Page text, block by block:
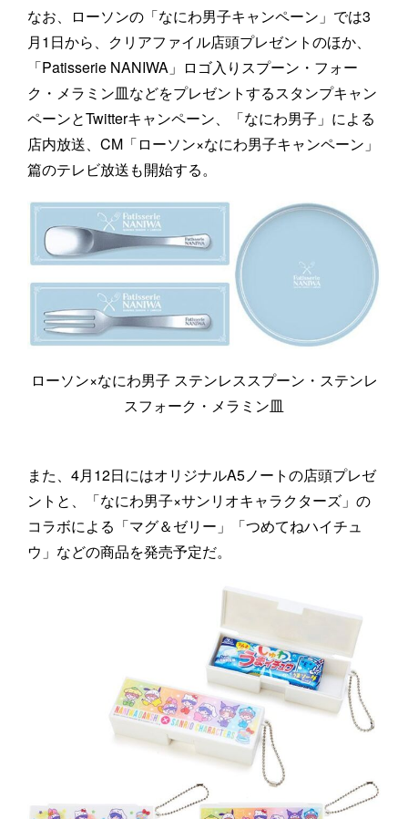
なお、ローソンの「なにわ男子キャンペーン」では3
月1日から、クリアファイル店頭プレゼントのほか、
「Patisserie NANIWA」ロゴ入りスプーン・フォー
ク・メラミン皿などをプレゼントするスタンプキャン
ペーンとTwitterキャンペーン、「なにわ男子」による
店内放送、CM「ローソン×なにわ男子キャンペーン」
篇のテレビ放送も開始する。
ローソン×なにわ男子 ステンレススプーン・ステンレ
スフォーク・メラミン皿
また、4月12日にはオリジナルA5ノートの店頭プレゼ
ントと、「なにわ男子×サンリオキャラクターズ」の
コラボによる「マグ＆ゼリー」「つめてねハイチュ
ウ」などの商品を発売予定だ。